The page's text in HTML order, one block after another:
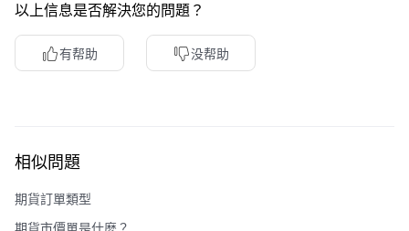
以上信息是否解決您的問題？
有帮助 没帮助
相似問題
期貨訂單類型
期貨市價單是什麼？